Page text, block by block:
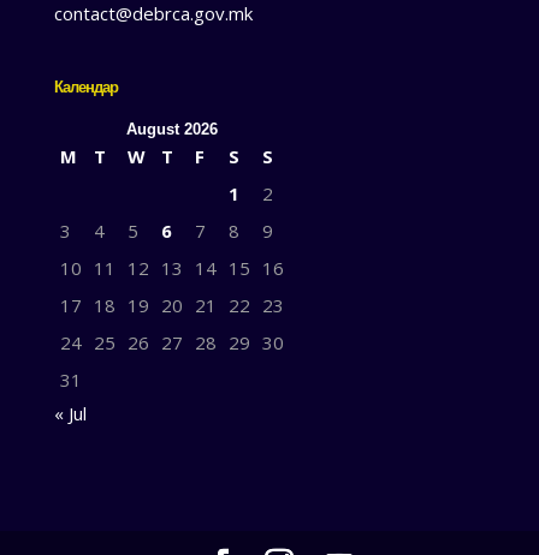
contact@debrca.gov.mk
Календар
August 2026
M T W T F S
S
1
2
3
4 5 6 7 8
9
10 11 12 13 14 15 16
17 18 19 20 21 22 23
24 25 26 27 28 29 30
31
« Jul